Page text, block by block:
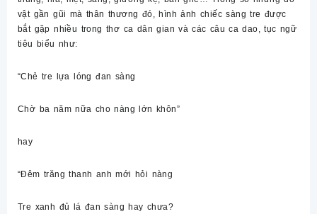
vật gần gũi mà thân thương đó, hình ảnh chiếc sàng tre được
bắt gặp nhiều trong thơ ca dân gian và các câu ca dao, tục ngữ
tiêu biểu như:
“Chẻ tre lựa lóng đan sàng
Chờ ba năm nữa cho nàng lớn khôn”
hay
“Đêm trăng thanh anh mới hỏi nàng
Tre xanh đủ lá đan sàng hay chưa?